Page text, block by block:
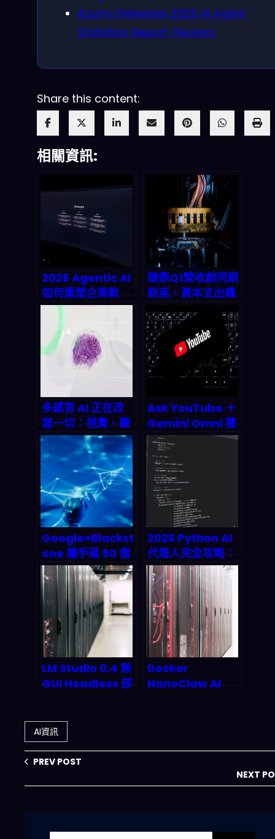
Azumo Releases 2026 AI Agent
Statistics Report, Reuters
Share this content:
相關資訊:
2026 Agentic AI
如何重塑企業軟
體：從智能工作流
到「可控自動化」
的真戰場
臻鼎Q1營收創同期
新高、資本支出飆
破800億！2026
AI伺服器與IC載板
爆發期全面解析
多感官 AI 正在改
寫一切：視覺、聽
覺、觸覺甚至嗅覺
如何讓機器真正
「感知」世界
Ask YouTube ＋
Gemini Omni 雙
殺登場：對話式 AI
搜片與 Shorts 自
動產稿如何改寫
2026 影音經濟規
則
Google×Blackst
one 攜手砸 50 億
美元打造 AI 雲端
帝國——
CoreWeave 們
的末日還是開發者
的黃金時代？
2026 Python AI
代理人完全攻略：
從架構設計到雲端
部署的實戰藍圖
LM Studio 0.4 無
GUI Headless 部
產級革命
Docker
NanoClaw AI
AI資訊
PREV POST
NEXT